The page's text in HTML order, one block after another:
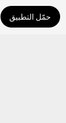
حمّل التطبيق